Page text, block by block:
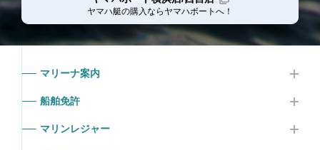
ヤマハ艇の購入ならヤマハボート へ！
マリーナ案内
船舶免許
マリンレジャー